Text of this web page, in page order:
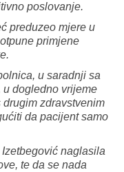
poslovanje.
preduzeo mjere u
primjene
u saradnji sa
dogledno vrijeme
zdravstvenim
da pacijent samo
naglasila
te da se nada